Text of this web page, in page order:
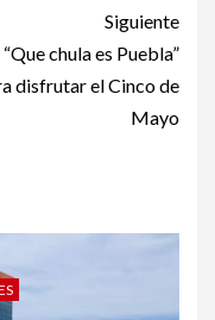
Siguiente
“Que chula es Puebla”
disfrutar el Cinco de
Mayo